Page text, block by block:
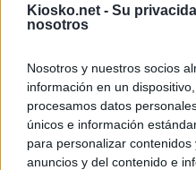
Kiosko.net - Su
nosotros
Nosotros y nuestros socios
información en un
procesamos datos
únicos e información
para personalizar
anuncios y del contenido e